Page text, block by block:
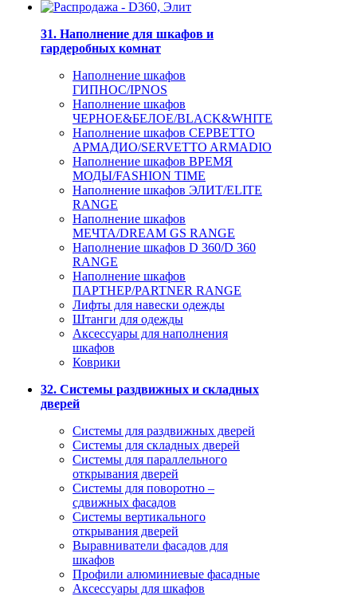
31. Наполнение для шкафов и
гардеробных комнат
Наполнение шкафов
ГИПНОС/IPNOS
Наполнение шкафов
ЧЕРНОЕ&БЕЛОЕ/BLACK&WHITE
Наполнение шкафов СЕРВЕТТО
АРМАДИО/SERVETTO ARMADIO
Наполнение шкафов ВРЕМЯ
МОДЫ/FASHION TIME
Наполнение шкафов ЭЛИТ/ELITE
RANGE
Наполнение шкафов
МЕЧТА/DREAM GS RANGE
Наполнение шкафов D 360/D 360
RANGE
Наполнение шкафов
ПАРТНЕР/PARTNER RANGE
Лифты для навески одежды
Штанги для одежды
Аксессуары для наполнения
шкафов
Коврики
32. Системы раздвижных и складных
дверей
Системы для раздвижных дверей
Системы для складных дверей
Системы для параллельного
открывания дверей
Системы для поворотно –
сдвижных фасадов
Системы вертикального
открывания дверей
Выравниватели фасадов для
шкафов
Профили алюминиевые фасадные
Аксессуары для шкафов